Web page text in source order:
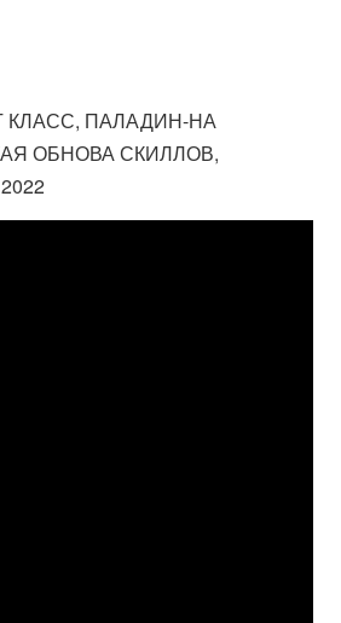
ПАЛАДИН-НА
ОБНОВА СКИЛЛОВ,